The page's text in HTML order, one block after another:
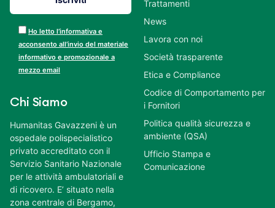
Ho letto l’informativa e
acconsento all’invio del materiale
informativo e promozionale a
mezzo email
Chi Siamo
Humanitas Gavazzeni è un
ospedale polispecialistico
privato accreditato con il
Servizio Sanitario Nazionale
per le attività ambulatoriali e
di ricovero. E’ situato nella
zona centrale di Bergamo,
Trattamenti
News
Lavora con noi
Società trasparente
Etica e Compliance
Codice di Comportamento per
i Fornitori
Politica qualità sicurezza e
ambiente (QSA)
Ufficio Stampa e
Comunicazione